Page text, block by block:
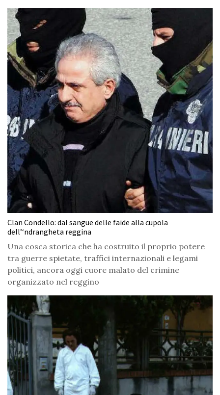
Clan Condello: dal sangue delle faide alla cupola
dell’‘ndrangheta reggina
Una cosca storica che ha costruito il proprio potere
tra guerre spietate, traffici internazionali e legami
politici, ancora oggi cuore malato del crimine
organizzato nel reggino